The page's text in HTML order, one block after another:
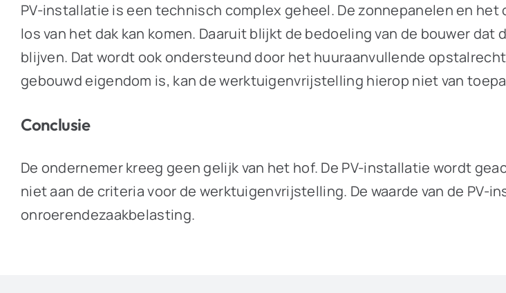
PV-installatie is een technisch complex geheel. De zonnepanelen en
los van het dak kan komen. Daaruit blijkt de bedoeling van de bouwer
blijven. Dat wordt ook ondersteund door het huuraanvullende
gebouwd eigendom is, kan de werktuigenvrijstelling hierop niet van
Conclusie
De ondernemer kreeg geen gelijk van het hof. De PV-installatie wordt
niet aan de criteria voor de werktuigenvrijstelling. De waarde van de PV-
onroerendezaakbelasting.